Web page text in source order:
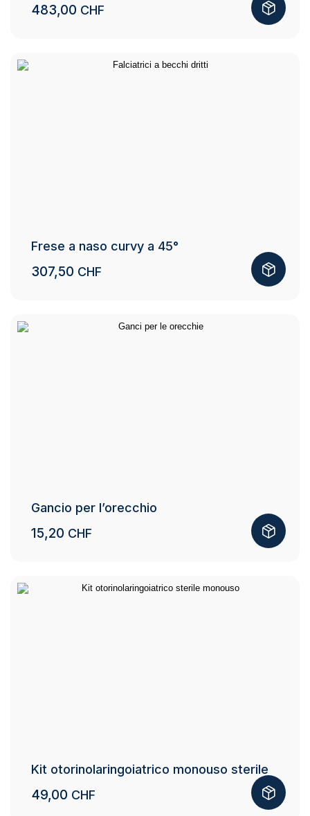
483,00 CHF
Frese a naso curvy a 45°
307,50 CHF
Gancio per l’orecchio
15,20 CHF
Kit otorinolaringoiatrico monouso sterile
49,00 CHF